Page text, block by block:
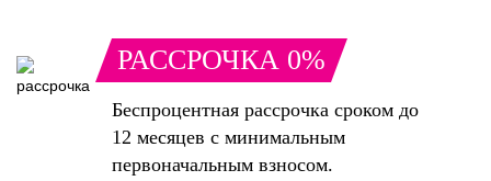
РАССРОЧКА 0%
Беспроцентная рассрочка сроком до
12 месяцев с минимальным
первоначальным взносом.